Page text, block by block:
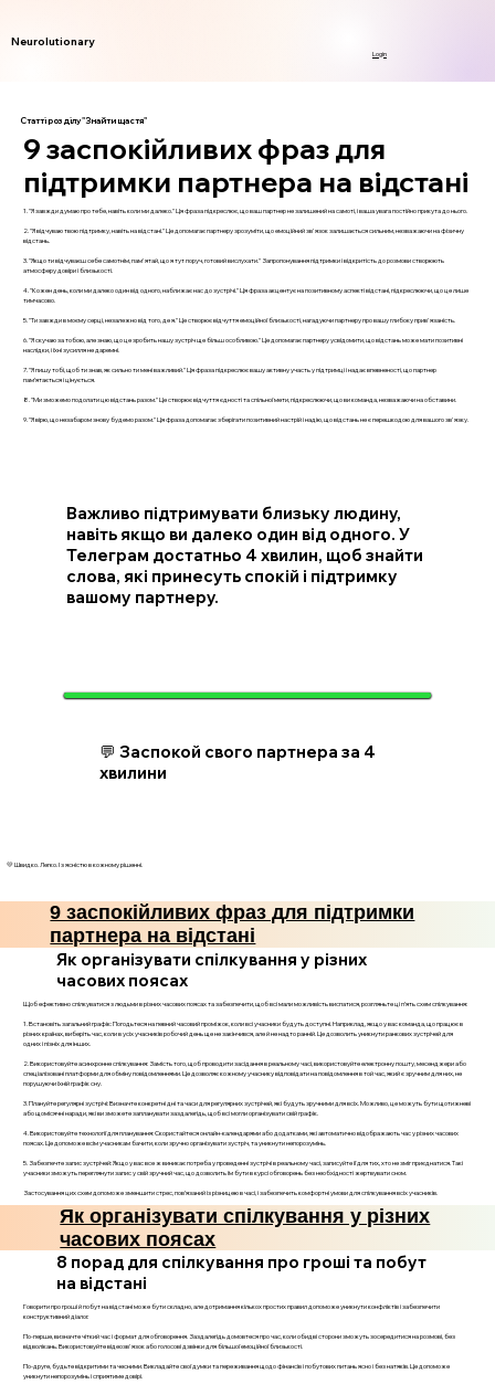
Neurolutionary
Login
Статті розділу "Знайти щастя"
9 заспокійливих фраз для
підтримки партнера на відстані
1. "Я завжди думаю про тебе, навіть коли ми далеко." Ця фраза підкреслює, що ваш партнер не залишений на самоті, і ваша увага постійно прикута до нього.
2. "Я відчуваю твою підтримку, навіть на відстані." Це допомагає партнеру зрозуміти, що емоційний зв'язок залишається сильним, незважаючи на фізичну
відстань.
3. "Якщо ти відчуваєш себе самотнім, пам'ятай, що я тут поруч, готовий вислухати." Запропонування підтримки і відкритість до розмови створюють
атмосферу довіри і близькості.
4. "Кожен день, коли ми далеко один від одного, наближає нас до зустрічі." Ця фраза акцентує на позитивному аспекті відстані, підкреслюючи, що це лише
тимчасово.
5. "Ти завжди в моєму серці, незалежно від того, де я." Це створює відчуття емоційної близькості, нагадуючи партнеру про вашу глибоку прив'язаність.
6. "Я скучаю за тобою, але знаю, що це зробить нашу зустріч ще більш особливою." Це допомагає партнеру усвідомити, що відстань може мати позитивні
наслідки, і їхні зусилля не даремні.
7. "Я пишу тобі, щоб ти знав, як сильно ти мені важливий." Ця фраза підкреслює вашу активну участь у підтримці і надає впевненості, що партнер
пам’ятається і цінується.
8. "Ми зможемо подолати цю відстань разом." Це створює відчуття єдності та спільної мети, підкреслюючи, що ви команда, незважаючи на обставини.
9. "Я вірю, що незабаром знову будемо разом." Ця фраза допомагає зберігати позитивний настрій і надію, що відстань не є перешкодою для вашого зв'язку.
Важливо підтримувати близьку людину,
навіть якщо ви далеко один від одного. У
Телеграм достатньо 4 хвилин, щоб знайти
слова, які принесуть спокій і підтримку
вашому партнеру.
💬 Заспокой свого партнера за 4
хвилини
💛 Швидко. Легко. І з ясністю в кожному рішенні.
9 заспокійливих фраз для підтримки
партнера на відстані
Як організувати спілкування у різних
часових поясах
Щоб ефективно спілкуватися з людьми в різних часових поясах та забезпечити, щоб всі мали можливість виспатися, розгляньте ці п’ять схем спілкування:
1. Встановіть загальний графік: Погодьтеся на певний часовий проміжок, коли всі учасники будуть доступні. Наприклад, якщо у вас команда, що працює в
різних країнах, виберіть час, коли в усіх учасників робочий день ще не закінчився, але й не надто ранній. Це дозволить уникнути ранкових зустрічей для
одних і пізніх для інших.
2. Використовуйте асинхронне спілкування: Замість того, щоб проводити засідання в реальному часі, використовуйте електронну пошту, месенджери або
спеціалізовані платформи для обміну повідомленнями. Це дозволяє кожному учаснику відповідати на повідомлення в той час, який є зручним для них, не
порушуючи їхній графік сну.
3. Плануйте регулярні зустрічі: Визначте конкретні дні та часи для регулярних зустрічей, які будуть зручними для всіх. Можливо, це можуть бути щотижневі
або щомісячні наради, які ви зможете запланувати заздалегідь, щоб всі могли організувати свій графік.
4. Використовуйте технології для планування: Скористайтеся онлайн-календарями або додатками, які автоматично відображають час у різних часових
поясах. Це допоможе всім учасникам бачити, коли зручно організувати зустріч, та уникнути непорозумінь.
5. Забезпечте запис зустрічей: Якщо у вас все ж виникає потреба у проведенні зустрічі в реальному часі, записуйте її для тих, хто не зміг приєднатися. Такі
учасники зможуть переглянути запис у свій зручний час, що дозволить їм бути в курсі обговорень без необхідності жертвувати сном.
Застосування цих схем допоможе зменшити стрес, пов’язаний із різницею в часі, і забезпечить комфортні умови для спілкування всіх учасників.
Як організувати спілкування у різних
часових поясах
8 порад для спілкування про гроші та побут
на відстані
Говорити про гроші й побут на відстані може бути складно, але дотримання кількох простих правил допоможе уникнути конфліктів і забезпечити
конструктивний діалог.
По-перше, визначте чіткий час і формат для обговорення. Заздалегідь домовтеся про час, коли обидві сторони зможуть зосередитися на розмові, без
відволікань. Використовуйте відеозв'язок або голосові дзвінки для більшої емоційної близькості.
По-друге, будьте відкритими та чесними. Викладайте свої думки та переживання щодо фінансів і побутових питань ясно і без натяків. Це допоможе
уникнути непорозумінь і сприятиме довірі.